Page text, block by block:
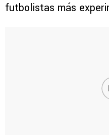
futbolistas más